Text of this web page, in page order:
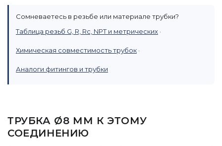
Сомневаетесь в резьбе или материале трубки?
Таблица резьб G, R, Rc, NPT и метрических ·
Химическая совместимость трубок ·
Аналоги фитингов и трубки
ТРУБКА Ø8 ММ К ЭТОМУ
СОЕДИНЕНИЮ